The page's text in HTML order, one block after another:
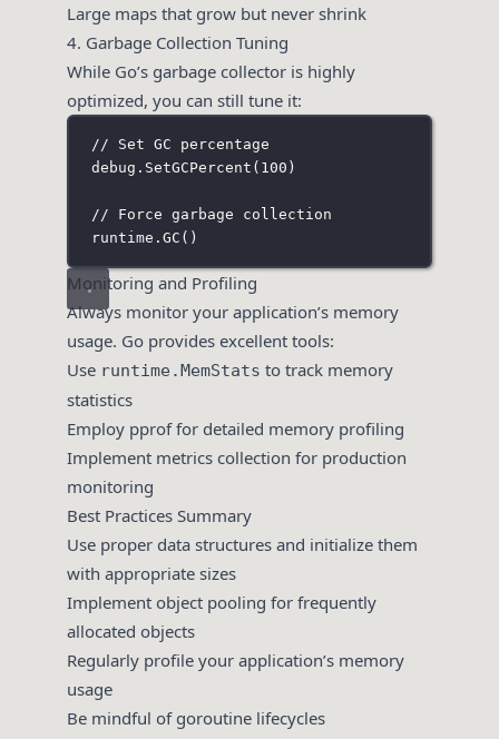
Large maps that grow but never shrink
4. Garbage Collection Tuning
While Go’s garbage collector is highly
optimized, you can still tune it:
// Set GC percentage
debug. SetGCPercent ( 100 )
// Force garbage collection
runtime. GC ()
Monitoring and Profiling
Always monitor your application’s memory
usage. Go provides excellent tools:
Use runtime.MemStats to track memory
statistics
Employ pprof for detailed memory profiling
Implement metrics collection for production
monitoring
Best Practices Summary
Use proper data structures and initialize them
with appropriate sizes
Implement object pooling for frequently
allocated objects
Regularly profile your application’s memory
usage
Be mindful of goroutine lifecycles